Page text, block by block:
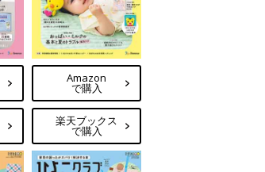
Amazon
で購入
楽天ブックス
で購入